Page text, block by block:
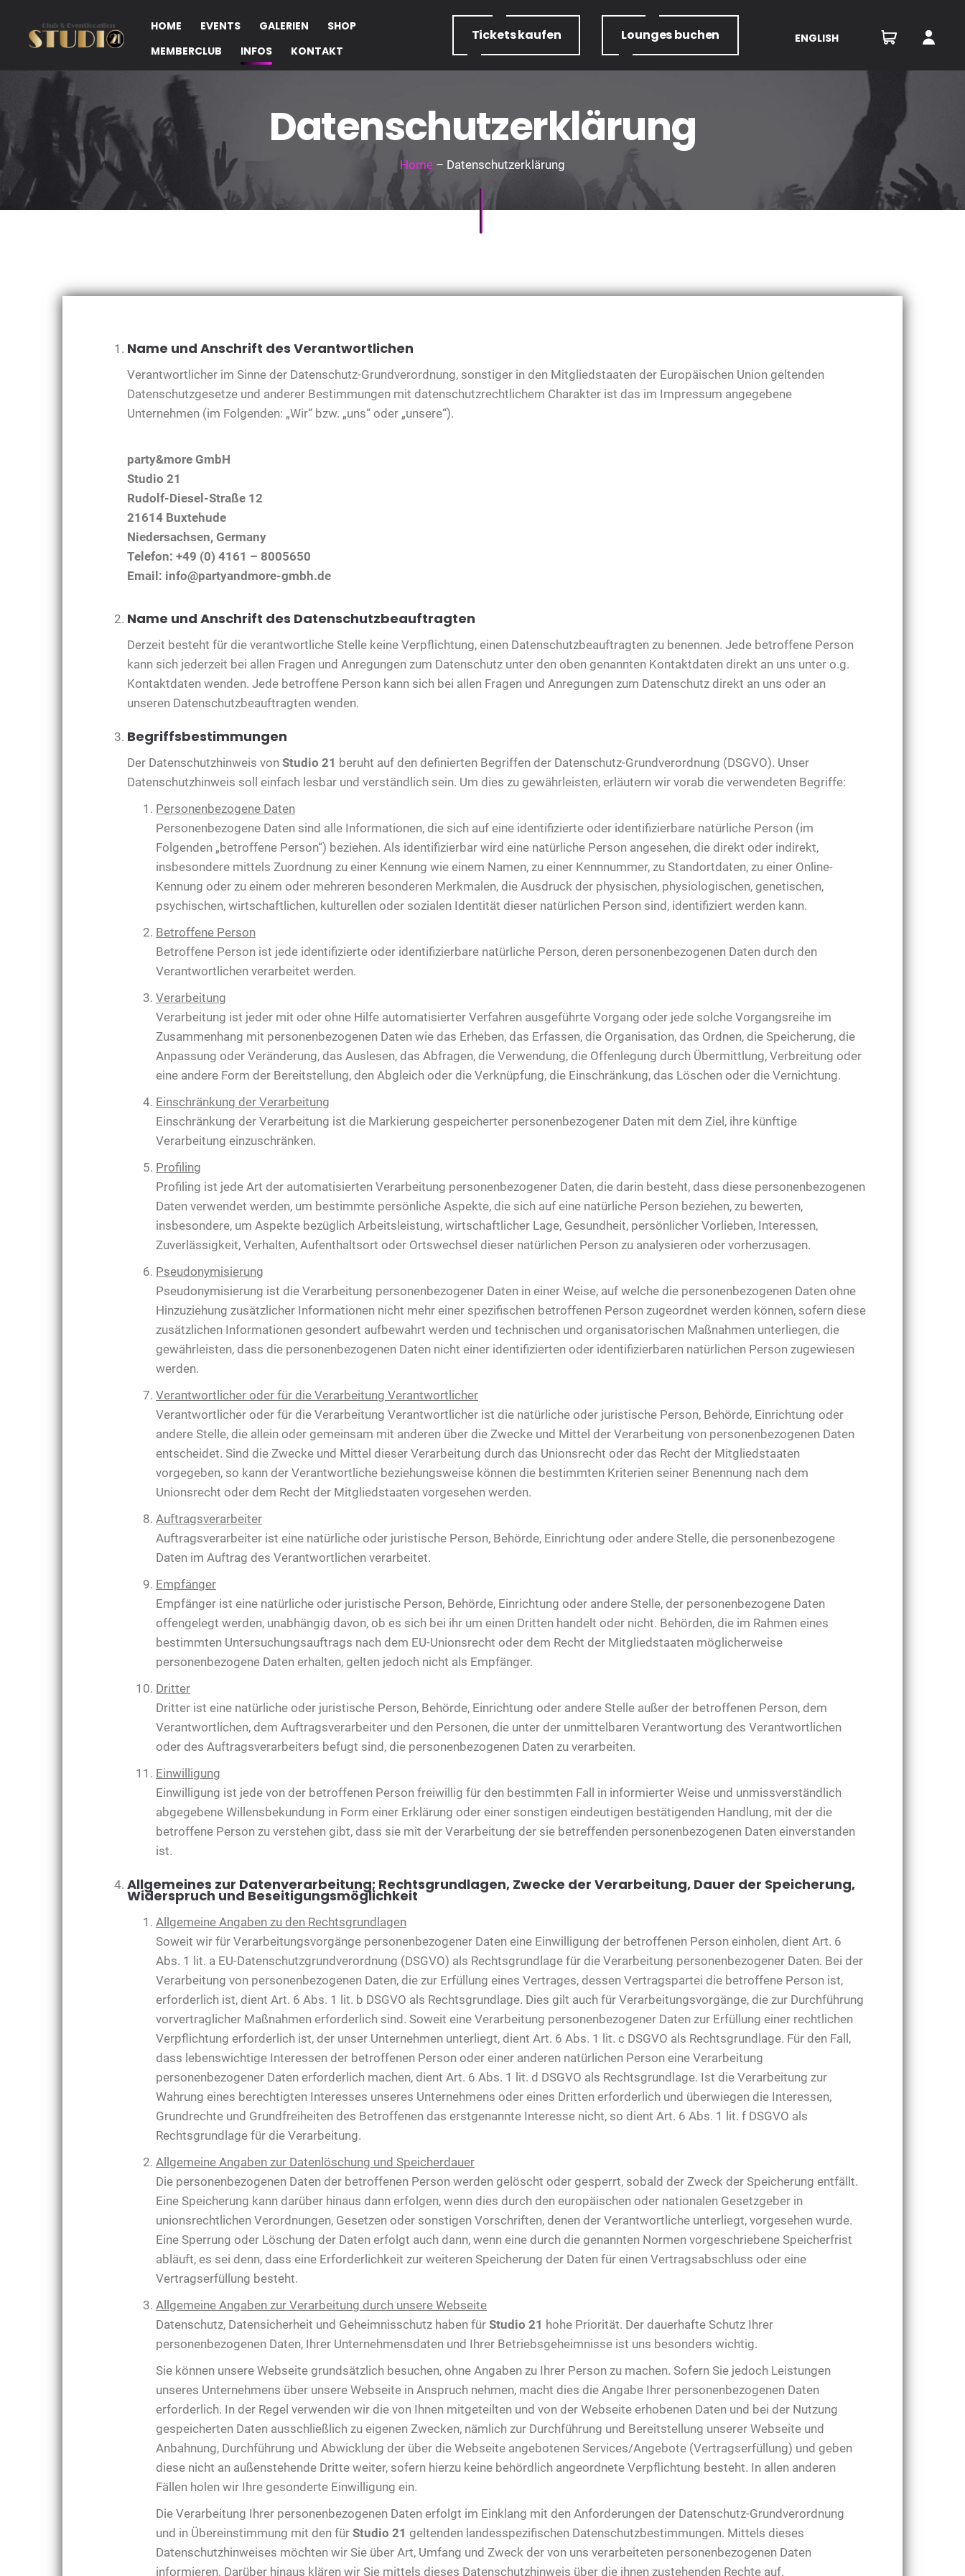
HOME EVENTS GALERIEN
SHOP
MEMBERCLUB
INFOS KONTAKT
Ticketskaufen Loungesbuchen ENGLISH
Datenschutzerklärung
Home– Datenschutzerklärung
Name und Anschrift des Verantwortlichen
Verantwortlicher im Sinne der Datenschutz-Grundverordnung, sonstiger in den Mitgliedstaaten der Europäischen Union geltenden
Datenschutzgesetze und anderer Bestimmungen mit datenschutzrechtlichem Charakter ist das im Impressum angegebene
Unternehmen (im Folgenden: „Wir“ bzw. „uns“ oder „unsere“).
party&more GmbH
Studio 21
Rudolf-Diesel-Straße 12
21614 Buxtehude
Niedersachsen, Germany
Telefon: +49 (0) 4161 – 8005650
Email: info@partyandmore-gmbh.de
Name und Anschrift des Datenschutzbeauftragten
Derzeit besteht für die verantwortliche Stelle keine Verpflichtung, einen Datenschutzbeauftragten zu benennen. Jede betroffene Person
kann sich jederzeit bei allen Fragen und Anregungen zum Datenschutz unter den oben genannten Kontaktdaten direkt an uns unter o.g.
Kontaktdaten wenden. Jede betroffene Person kann sich bei allen Fragen und Anregungen zum Datenschutz direkt an uns oder an
unseren Datenschutzbeauftragten wenden.
Begriffsbestimmungen
Der Datenschutzhinweis von Studio 21 beruht auf den definierten Begriffen der Datenschutz-Grundverordnung (DSGVO). Unser
Datenschutzhinweis soll einfach lesbar und verständlich sein. Um dies zu gewährleisten, erläutern wir vorab die verwendeten Begriffe:
Personenbezogene Daten
Personenbezogene Daten sind alle Informationen, die sich auf eine identifizierte oder identifizierbare natürliche Person (im
Folgenden „betroffene Person“) beziehen. Als identifizierbar wird eine natürliche Person angesehen, die direkt oder indirekt,
insbesondere mittels Zuordnung zu einer Kennung wie einem Namen, zu einer Kennnummer, zu Standortdaten, zu einer Online-
Kennung oder zu einem oder mehreren besonderen Merkmalen, die Ausdruck der physischen, physiologischen, genetischen,
psychischen, wirtschaftlichen, kulturellen oder sozialen Identität dieser natürlichen Person sind, identifiziert werden kann.
Betroffene Person
Betroffene Person ist jede identifizierte oder identifizierbare natürliche Person, deren personenbezogenen Daten durch den
Verantwortlichen verarbeitet werden.
Verarbeitung
Verarbeitung ist jeder mit oder ohne Hilfe automatisierter Verfahren ausgeführte Vorgang oder jede solche Vorgangsreihe im
Zusammenhang mit personenbezogenen Daten wie das Erheben, das Erfassen, die Organisation, das Ordnen, die Speicherung, die
Anpassung oder Veränderung, das Auslesen, das Abfragen, die Verwendung, die Offenlegung durch Übermittlung, Verbreitung oder
eine andere Form der Bereitstellung, den Abgleich oder die Verknüpfung, die Einschränkung, das Löschen oder die Vernichtung.
Einschränkung der Verarbeitung
Einschränkung der Verarbeitung ist die Markierung gespeicherter personenbezogener Daten mit dem Ziel, ihre künftige
Verarbeitung einzuschränken.
Profiling
Profiling ist jede Art der automatisierten Verarbeitung personenbezogener Daten, die darin besteht, dass diese personenbezogenen
Daten verwendet werden, um bestimmte persönliche Aspekte, die sich auf eine natürliche Person beziehen, zu bewerten,
insbesondere, um Aspekte bezüglich Arbeitsleistung, wirtschaftlicher Lage, Gesundheit, persönlicher Vorlieben, Interessen,
Zuverlässigkeit, Verhalten, Aufenthaltsort oder Ortswechsel dieser natürlichen Person zu analysieren oder vorherzusagen.
Pseudonymisierung
Pseudonymisierung ist die Verarbeitung personenbezogener Daten in einer Weise, auf welche die personenbezogenen Daten ohne
Hinzuziehung zusätzlicher Informationen nicht mehr einer spezifischen betroffenen Person zugeordnet werden können, sofern diese
zusätzlichen Informationen gesondert aufbewahrt werden und technischen und organisatorischen Maßnahmen unterliegen, die
gewährleisten, dass die personenbezogenen Daten nicht einer identifizierten oder identifizierbaren natürlichen Person zugewiesen
werden.
Verantwortlicher oder für die Verarbeitung Verantwortlicher
Verantwortlicher oder für die Verarbeitung Verantwortlicher ist die natürliche oder juristische Person, Behörde, Einrichtung oder
andere Stelle, die allein oder gemeinsam mit anderen über die Zwecke und Mittel der Verarbeitung von personenbezogenen Daten
entscheidet. Sind die Zwecke und Mittel dieser Verarbeitung durch das Unionsrecht oder das Recht der Mitgliedstaaten
vorgegeben, so kann der Verantwortliche beziehungsweise können die bestimmten Kriterien seiner Benennung nach dem
Unionsrecht oder dem Recht der Mitgliedstaaten vorgesehen werden.
Auftragsverarbeiter
Auftragsverarbeiter ist eine natürliche oder juristische Person, Behörde, Einrichtung oder andere Stelle, die personenbezogene
Daten im Auftrag des Verantwortlichen verarbeitet.
Empfänger
Empfänger ist eine natürliche oder juristische Person, Behörde, Einrichtung oder andere Stelle, der personenbezogene Daten
offengelegt werden, unabhängig davon, ob es sich bei ihr um einen Dritten handelt oder nicht. Behörden, die im Rahmen eines
bestimmten Untersuchungsauftrags nach dem EU-Unionsrecht oder dem Recht der Mitgliedstaaten möglicherweise
personenbezogene Daten erhalten, gelten jedoch nicht als Empfänger.
Dritter
Dritter ist eine natürliche oder juristische Person, Behörde, Einrichtung oder andere Stelle außer der betroffenen Person, dem
Verantwortlichen, dem Auftragsverarbeiter und den Personen, die unter der unmittelbaren Verantwortung des Verantwortlichen
oder des Auftragsverarbeiters befugt sind, die personenbezogenen Daten zu verarbeiten.
Einwilligung
Einwilligung ist jede von der betroffenen Person freiwillig für den bestimmten Fall in informierter Weise und unmissverständlich
abgegebene Willensbekundung in Form einer Erklärung oder einer sonstigen eindeutigen bestätigenden Handlung, mit der die
betroffene Person zu verstehen gibt, dass sie mit der Verarbeitung der sie betreffenden personenbezogenen Daten einverstanden
ist.
Allgemeines zur Datenverarbeitung; Rechtsgrundlagen, Zwecke der Verarbeitung, Dauer der Speicherung,
Widerspruch und Beseitigungsmöglichkeit
Allgemeine Angaben zu den Rechtsgrundlagen
Soweit wir für Verarbeitungsvorgänge personenbezogener Daten eine Einwilligung der betroffenen Person einholen, dient Art. 6
Abs. 1 lit. a EU-Datenschutzgrundverordnung (DSGVO) als Rechtsgrundlage für die Verarbeitung personenbezogener Daten. Bei der
Verarbeitung von personenbezogenen Daten, die zur Erfüllung eines Vertrages, dessen Vertragspartei die betroffene Person ist,
erforderlich ist, dient Art. 6 Abs. 1 lit. b DSGVO als Rechtsgrundlage. Dies gilt auch für Verarbeitungsvorgänge, die zur Durchführung
vorvertraglicher Maßnahmen erforderlich sind. Soweit eine Verarbeitung personenbezogener Daten zur Erfüllung einer rechtlichen
Verpflichtung erforderlich ist, der unser Unternehmen unterliegt, dient Art. 6 Abs. 1 lit. c DSGVO als Rechtsgrundlage. Für den Fall,
dass lebenswichtige Interessen der betroffenen Person oder einer anderen natürlichen Person eine Verarbeitung
personenbezogener Daten erforderlich machen, dient Art. 6 Abs. 1 lit. d DSGVO als Rechtsgrundlage. Ist die Verarbeitung zur
Wahrung eines berechtigten Interesses unseres Unternehmens oder eines Dritten erforderlich und überwiegen die Interessen,
Grundrechte und Grundfreiheiten des Betroffenen das erstgenannte Interesse nicht, so dient Art. 6 Abs. 1 lit. f DSGVO als
Rechtsgrundlage für die Verarbeitung.
Allgemeine Angaben zur Datenlöschung und Speicherdauer
Die personenbezogenen Daten der betroffenen Person werden gelöscht oder gesperrt, sobald der Zweck der Speicherung entfällt.
Eine Speicherung kann darüber hinaus dann erfolgen, wenn dies durch den europäischen oder nationalen Gesetzgeber in
unionsrechtlichen Verordnungen, Gesetzen oder sonstigen Vorschriften, denen der Verantwortliche unterliegt, vorgesehen wurde.
Eine Sperrung oder Löschung der Daten erfolgt auch dann, wenn eine durch die genannten Normen vorgeschriebene Speicherfrist
abläuft, es sei denn, dass eine Erforderlichkeit zur weiteren Speicherung der Daten für einen Vertragsabschluss oder eine
Vertragserfüllung besteht.
Allgemeine Angaben zur Verarbeitung durch unsere Webseite
Datenschutz, Datensicherheit und Geheimnisschutz haben für Studio 21 hohe Priorität. Der dauerhafte Schutz Ihrer
personenbezogenen Daten, Ihrer Unternehmensdaten und Ihrer Betriebsgeheimnisse ist uns besonders wichtig.
Sie können unsere Webseite grundsätzlich besuchen, ohne Angaben zu Ihrer Person zu machen. Sofern Sie jedoch Leistungen
unseres Unternehmens über unsere Webseite in Anspruch nehmen, macht dies die Angabe Ihrer personenbezogenen Daten
erforderlich. In der Regel verwenden wir die von Ihnen mitgeteilten und von der Webseite erhobenen Daten und bei der Nutzung
gespeicherten Daten ausschließlich zu eigenen Zwecken, nämlich zur Durchführung und Bereitstellung unserer Webseite und
Anbahnung, Durchführung und Abwicklung der über die Webseite angebotenen Services/Angebote (Vertragserfüllung) und geben
diese nicht an außenstehende Dritte weiter, sofern hierzu keine behördlich angeordnete Verpflichtung besteht. In allen anderen
Fällen holen wir Ihre gesonderte Einwilligung ein.
Die Verarbeitung Ihrer personenbezogenen Daten erfolgt im Einklang mit den Anforderungen der Datenschutz-Grundverordnung
und in Übereinstimmung mit den für Studio 21 geltenden landesspezifischen Datenschutzbestimmungen. Mittels dieses
Datenschutzhinweises möchten wir Sie über Art, Umfang und Zweck der von uns verarbeiteten personenbezogenen Daten
informieren. Darüber hinaus klären wir Sie mittels dieses Datenschutzhinweis über die ihnen zustehenden Rechte auf.